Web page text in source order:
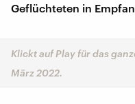
Geflüchteten in
Klickt auf Play für das
März 2022.